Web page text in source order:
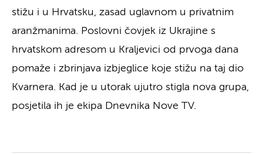
stižu i u Hrvatsku, zasad uglavnom u privatnim
aranžmanima. Poslovni čovjek iz Ukrajine s
hrvatskom adresom u Kraljevici od prvoga dana
pomaže i zbrinjava izbjeglice koje stižu na taj dio
Kvarnera. Kad je u utorak ujutro stigla nova grupa,
posjetila ih je ekipa Dnevnika Nove TV.